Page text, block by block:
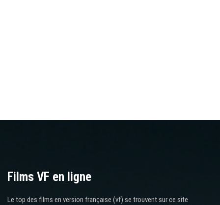
Films VF en ligne
Le top des films en version française (vf) se trouvent sur ce site